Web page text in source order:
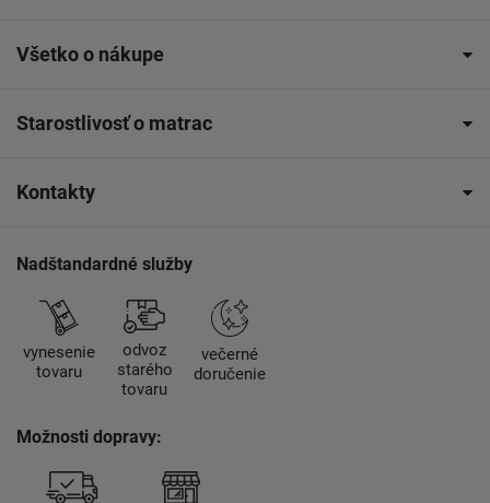
Všetko o nákupe
Starostlivosť o matrac
Kontakty
Nadštandardné služby
vynesenie
tovaru
odvoz
starého
tovaru
večerné
doručenie
Možnosti dopravy: